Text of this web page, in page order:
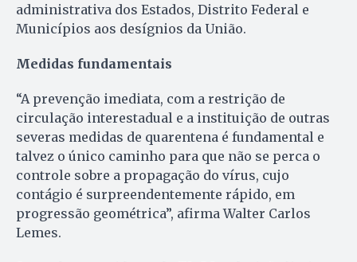
administrativa dos Estados, Distrito Federal e
Municípios aos desígnios da União.
Medidas fundamentais
“A prevenção imediata, com a restrição de
circulação interestadual e a instituição de outras
severas medidas de quarentena é fundamental e
talvez o único caminho para que não se perca o
controle sobre a propagação do vírus, cujo
contágio é surpreendentemente rápido, em
progressão geométrica”, afirma Walter Carlos
Lemes.